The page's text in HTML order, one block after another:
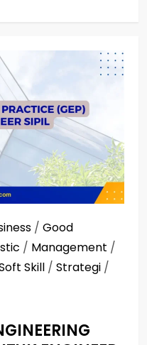
/ Good
/ Management /
Skill / Strategi /